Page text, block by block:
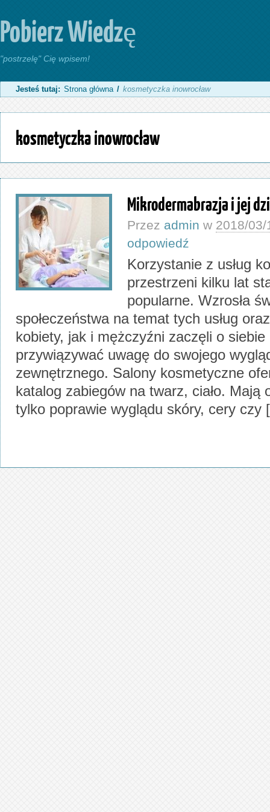
Pobierz Wiedzę
"postrzelę" Cię wpisem!
Jesteś tutaj: Strona główna / kosmetyczka inowrocław
kosmetyczka inowrocław
Mikrodermabrazja i jej
Przez admin w 2018/03/
odpowiedź
Korzystanie z usług
przestrzeni kilku lat
popularne. Wzrosła
społeczeństwa na temat tych usług
kobiety, jak i mężczyźni zaczęli o
przywiązywać uwagę do swojego
zewnętrznego. Salony kosmetyczne
katalog zabiegów na twarz, ciało. Mają
tylko poprawie wyglądu skóry, cery